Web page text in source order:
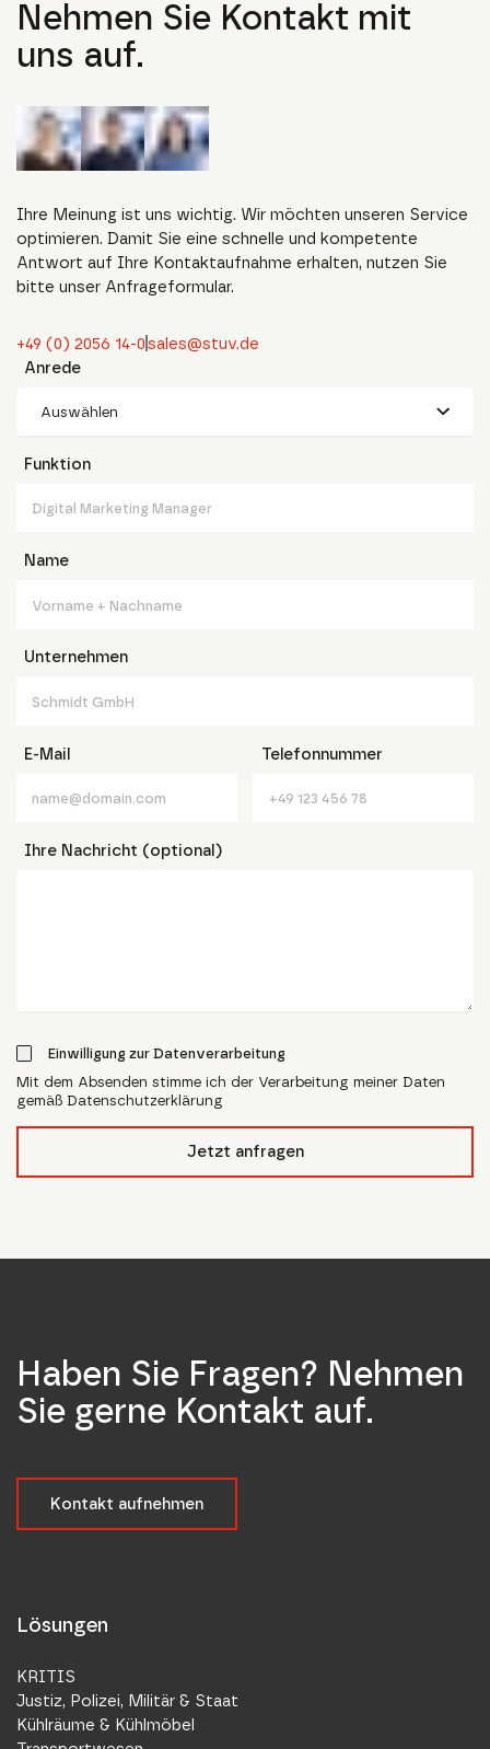
Nehmen Sie Kontakt mit
uns auf.
Ihre Meinung ist uns wichtig. Wir möchten unseren Service
optimieren. Damit Sie eine schnelle und kompetente
Antwort auf Ihre Kontaktaufnahme erhalten, nutzen Sie
bitte unser Anfrageformular.
+49 (0) 2056 14-0sales@stuv.de
Anrede
Auswählen
Funktion
Name
Unternehmen
E-Mail Telefonnummer
Ihre Nachricht (optional)
Einwilligung zur Datenverarbeitung
Mit dem Absenden stimme ich der Verarbeitung meiner Daten
gemäß Datenschutzerklärung
Jetzt anfragen
Haben Sie Fragen? Nehmen
Sie gerne Kontakt auf.
Kontakt aufnehmen
Lösungen
KRITIS
Justiz, Polizei, Militär & Staat
Kühlräume & Kühlmöbel